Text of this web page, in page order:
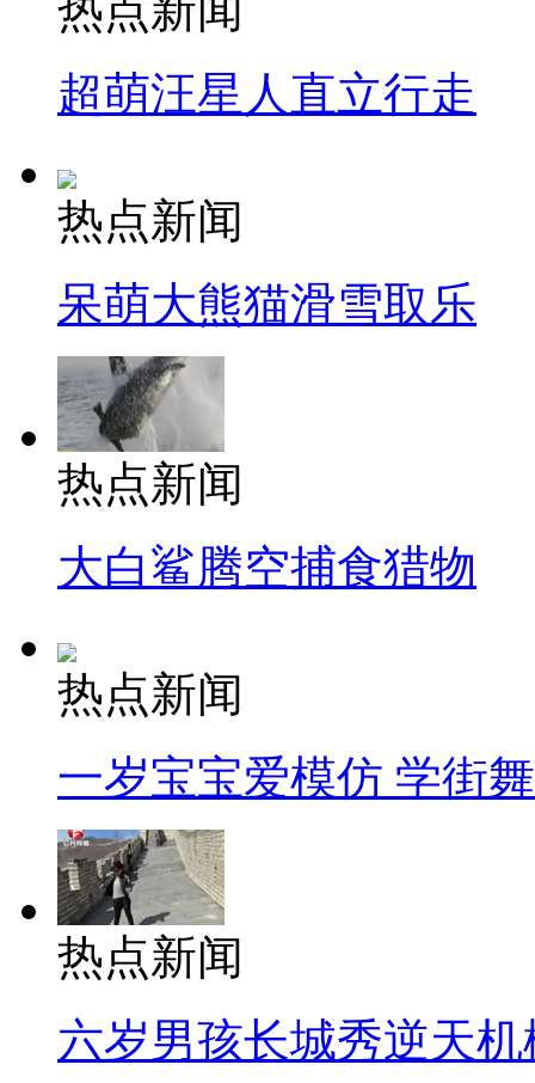
超萌汪星人直立行走
热点新闻
呆萌大熊猫滑雪取乐
热点新闻
大白鲨腾空捕食猎物
热点新闻
一岁宝宝爱模仿 学街
热点新闻
六岁男孩长城秀逆天机